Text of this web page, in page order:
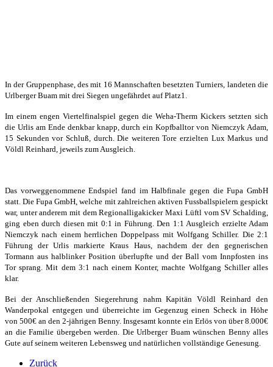
In der Gruppenphase, des mit 16 Mannschaften besetzten Turniers, landeten die
Urlberger Buam mit drei Siegen ungefährdet auf Platz1.
Im einem engen Viertelfinalspiel gegen die Weha-Therm Kickers setzten sich
die Urlis am Ende denkbar knapp, durch ein Kopfballtor von Niemczyk Adam,
15 Sekunden vor Schluß, durch. Die weiteren Tore erzielten Lux Markus und
Völdl Reinhard, jeweils zum Ausgleich.
Das vorweggenommene Endspiel fand im Halbfinale gegen die Fupa GmbH
statt. Die Fupa GmbH, welche mit zahlreichen aktiven Fussballspielern gespickt
war, unter anderem mit dem Regionalligakicker Maxi Lüftl vom SV Schalding,
ging eben durch diesen mit 0:1 in Führung. Den 1:1 Ausgleich erzielte Adam
Niemczyk nach einem herrlichen Doppelpass mit Wolfgang Schiller. Die 2:1
Führung der Urlis markierte Kraus Haus, nachdem der den gegnerischen
Tormann aus halblinker Position überlupfte und der Ball vom Innpfosten ins
Tor sprang. Mit dem 3:1 nach einem Konter, machte Wolfgang Schiller alles
klar.
Bei der Anschließenden Siegerehrung nahm Kapitän Völdl Reinhard den
Wanderpokal entgegen und überreichte im Gegenzug einen Scheck in Höhe
von 500€ an den 2-jährigen Benny. Insgesamt konnte ein Erlös von über 8.000€
an die Familie übergeben werden. Die Urlberger Buam wünschen Benny alles
Gute auf seinem weiteren Lebensweg und natürlichen vollständige Genesung.
Zurück